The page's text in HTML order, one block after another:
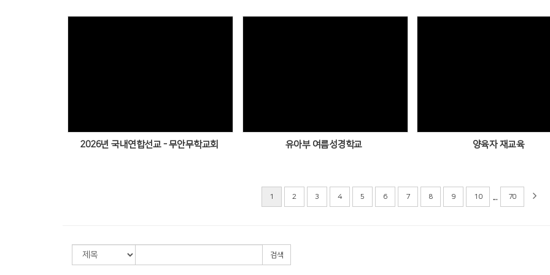
2026년 국내연합선교 - 무안무학교회 유아부 여름성경학교 양육자 재교육
1 2 3 4 5 6 7 8 9 10 ... 70
검색